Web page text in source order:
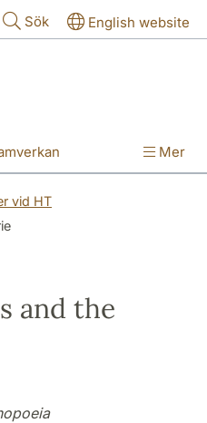
Sök English website
Mer
vid HT
and the